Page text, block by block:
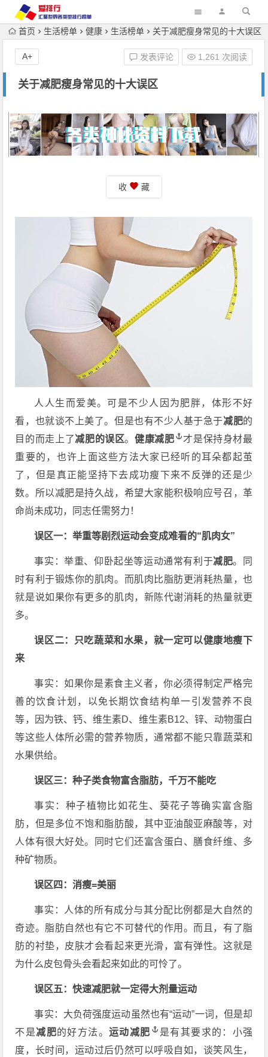
首页 生活榜单 健康 生活榜单 关于减肥瘦身常见的十大误区
关于减肥瘦身常见的十大误区
发表评论 1,261 次阅读
A+
收 藏
人人生而爱美。可是不少人因为肥胖，体形不好
看，也就谈不上美了。但是也有不少人基于急于减肥的
目的而走上了减肥的误区。健康减肥
才是保持身材最
重要的，也许上面这些方法大家已经听的耳朵都起茧
了，但是真正能坚持下去成功瘦下来不反弹的还是少
数。所以减肥是持久战，希望大家能积极响应号召，革
命尚未成功，同志任需努力！
误区一：举重等剧烈运动会变成难看的“肌肉女”
事实：举重、仰卧起坐等运动通常有利于减肥。同
时有利于锻炼你的肌肉。而肌肉比脂肪更消耗热量，也
就是说如果你有更多的肌肉，新陈代谢消耗的热量就更
多。
误区二：只吃蔬菜和水果，就一定可以健康地瘦下
来
事实：如果你是素食主义者，你必须得制定严格完
善的饮食计划，以免长期饮食结构单一引发营养不良
等，因为铁、钙、维生素D、维生素B12、锌、动物蛋白
等这些人体所必需的营养物质，通常都不能只靠蔬菜和
水果供给。
误区三：种子类食物富含脂肪，千万不能吃
事实：种子植物比如花生、葵花子等确实富含脂
肪，但是多位不饱和脂肪酸，其中亚油酸亚麻酸等，对
人体有很大好处。同时它们还富含蛋白、膳食纤维、多
种矿物质。
误区四：消瘦=美丽
事实：人体的所有成分与其分配比例都是大自然的
奇迹。脂肪自然也有它不可替代的作用。而且，有了脂
肪的衬垫，皮肤才会看起来更光滑，富有弹性。这就是
为什么皮包骨头会看起来如此的可怜了。
误区五：快速减肥就一定得大剂量运动
事实：大负荷强度运动虽然也有“运动”一词，但是却
不是减肥的好方法。 运动减肥
是有其要求的：小强
度，长时间，运动过后仍然可以呼吸自如，谈笑风生，